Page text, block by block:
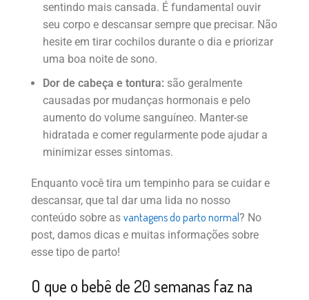
sentindo mais cansada. É fundamental ouvir
seu corpo e descansar sempre que precisar. Não
hesite em tirar cochilos durante o dia e priorizar
uma boa noite de sono.
Dor de cabeça e tontura: são geralmente
causadas por mudanças hormonais e pelo
aumento do volume sanguíneo. Manter-se
hidratada e comer regularmente pode ajudar a
minimizar esses sintomas.
Enquanto você tira um tempinho para se cuidar e
descansar, que tal dar uma lida no nosso
conteúdo sobre as vantagens do parto normal? No
post, damos dicas e muitas informações sobre
esse tipo de parto!
O que o bebê de 20 semanas faz na